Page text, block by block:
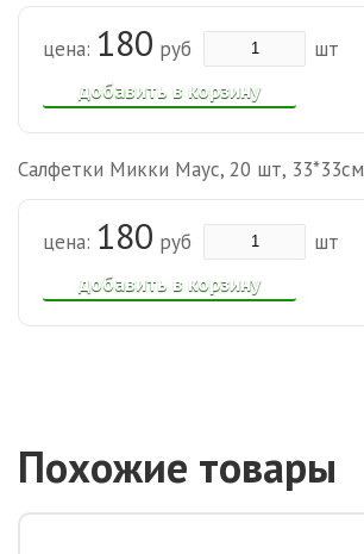
добавить в корзину
цена: 180 руб шт
Салфетки Микки Маус, 20 шт, 33*33см
добавить в корзину
цена: 180 руб шт
Похожие товары